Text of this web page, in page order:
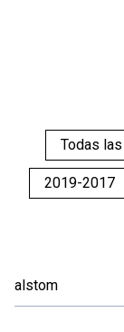
Todas
2019-2017